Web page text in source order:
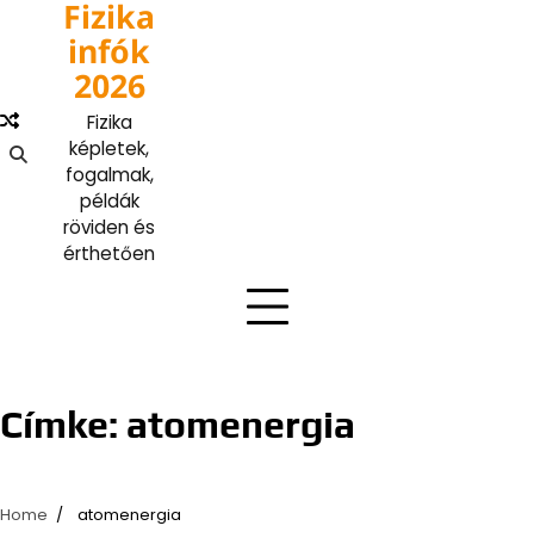
content
Fizika
infók
2026
Fizika
képletek,
fogalmak,
példák
röviden és
érthetően
Címke: atomenergia
Home atomenergia